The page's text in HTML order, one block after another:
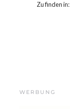
Zu finden in:
WERBUNG